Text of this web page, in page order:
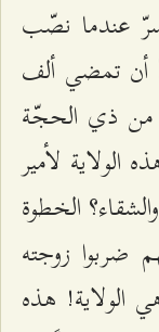
سرّ عندما نصّب
أن تمضي ألف
من ذي الحجّة
لأمير
الخطوة
ضربوا زوجته
الولاية! هذه